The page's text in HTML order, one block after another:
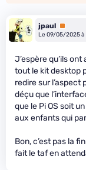
jpaul Premium
Le 09/05/2025 à
J’espère qu’ils
tout le kit desktop
redire sur l’aspect
déçu que
que le Pi OS soit
aux enfants qui
Bon, c’est pas la
fait le taf en